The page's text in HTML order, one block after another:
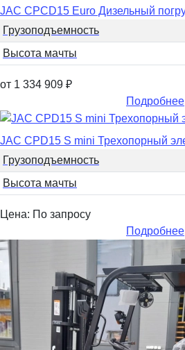
JAC CPCD15 Euro Дизельный
Грузоподъемность
Высота мачты
от 1 334 909 ₽
Подробнее
JAC CPD15 S mini Трехопорный
Грузоподъемность
Высота мачты
Цена: По запросу
Подробнее